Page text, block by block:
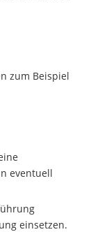
zum Beispiel
eventuell
einsetzen.